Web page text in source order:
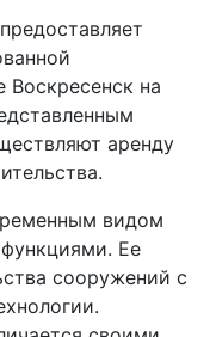
Воскресенск на
аренду
видом
Ее
сооружений с